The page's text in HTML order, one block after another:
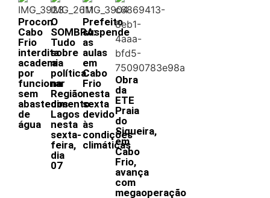
Procon
Cabo
Frio
interdita
academia
por
funcionar
sem
abastecimento
de
água
O
SOMBRA:
Tudo
sobre
a
política
na
Região
dos
Lagos
nesta
sexta-
feira,
dia
07
Prefeito
suspende
as
aulas
em
Cabo
Frio
nesta
sexta
devido
às
condições
climáticas
Obra
da
ETE
Praia
do
Siqueira,
em
Cabo
Frio,
avança
com
megaoperação